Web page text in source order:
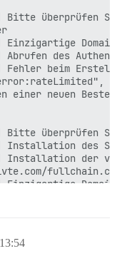
Bitte
Einzigartige
Abrufen des
Fehler beim
einer neuen
Bitte
Installation des
Installation der
Einzigartige